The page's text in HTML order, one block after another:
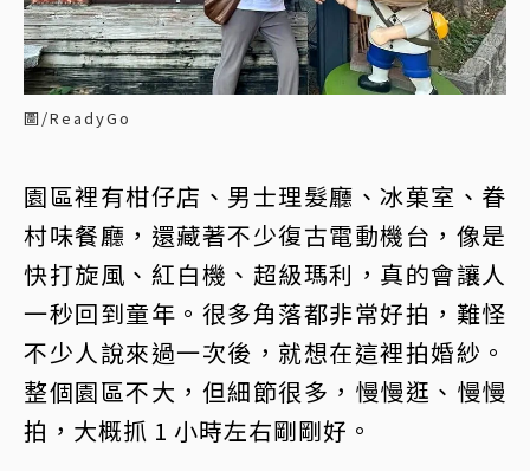
圖/ReadyGo
園區裡有柑仔店、男士理髮廳、冰菓室、眷
村味餐廳，還藏著不少復古電動機台，像是
快打旋風、紅白機、超級瑪利，真的會讓人
一秒回到童年。很多角落都非常好拍，難怪
不少人說來過一次後，就想在這裡拍婚紗。
整個園區不大，但細節很多，慢慢逛、慢慢
拍，大概抓 1 小時左右剛剛好。